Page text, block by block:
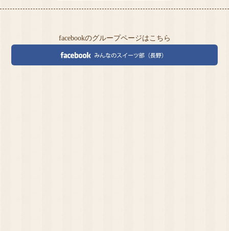
facebookのグループページはこちら